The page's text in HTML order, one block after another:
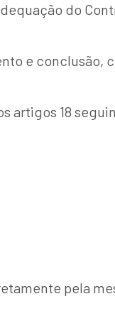
do
e conclusão,
18
pela